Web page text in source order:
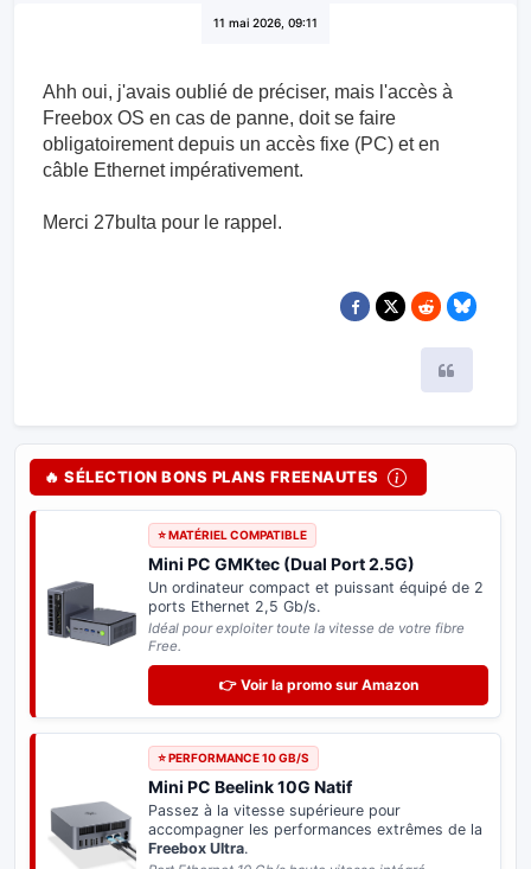
Ahh oui, j'avais oublié de préciser, mais l'accès à
Freebox OS en cas de panne, doit se faire
obligatoirement depuis un accès fixe (PC) et en
🔥 SÉLECTION BONS PLANS FREENAUTES
⭐ MATÉRIEL COMPATIBLE
Mini PC GMKtec (Dual Port 2.5G)
Un ordinateur compact et puissant équipé de 2
ports Ethernet 2,5 Gb/s.
Idéal pour exploiter toute la vitesse de votre fibre
👉 Voir la promo sur Amazon
⭐ PERFORMANCE 10 GB/S
Mini PC Beelink 10G Natif
Passez à la vitesse supérieure pour